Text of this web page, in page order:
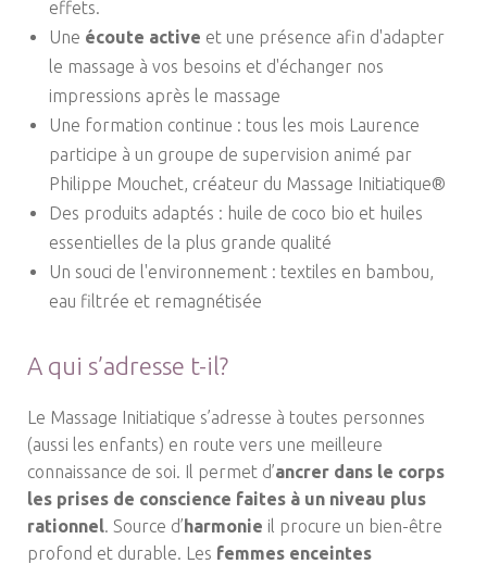
effets.
Une écoute active et une présence afin d'adapter
le massage à vos besoins et d'échanger nos
impressions après le massage
Une formation continue : tous les mois Laurence
participe à un groupe de supervision animé par
Philippe Mouchet, créateur du Massage Initiatique®
Des produits adaptés : huile de coco bio et huiles
essentielles de la plus grande qualité
Un souci de l'environnement : textiles en bambou,
eau filtrée et remagnétisée
A qui s’adresse t-il?
Le Massage Initiatique s’adresse à toutes personnes
(aussi les enfants) en route vers une meilleure
connaissance de soi. Il permet d’ancrer dans le corps
les prises de conscience faites à un niveau plus
rationnel. Source d’harmonie il procure un bien-être
profond et durable. Les femmes enceintes